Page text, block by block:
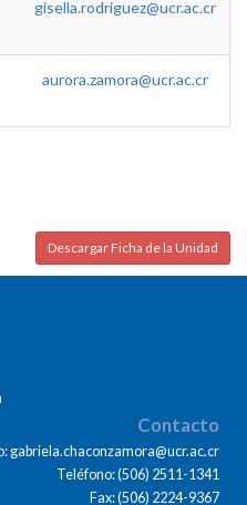
gisella.rodriguez@ucr.ac.cr
aurora.zamora@ucr.ac.cr
Descargar Ficha de la Unidad
Contacto
gabriela.chaconzamora@ucr.ac.cr
Teléfono: (506) 2511-1341
Fax: (506) 2224-9367